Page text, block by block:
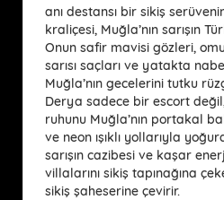
anı destansı bir sikiş
kraliçesi, Muğla’nın sarışın
Onun safir mavisi gözleri,
sarısı saçları ve yatakta
Muğla’nın gecelerini tutku
Derya sadece bir escort değil,
ruhunu Muğla’nın portakal
ve neon ışıklı yollarıyla
sarışın cazibesi ve kaşar
villalarını sikiş tapınağına
sikiş şaheserine çevirir.